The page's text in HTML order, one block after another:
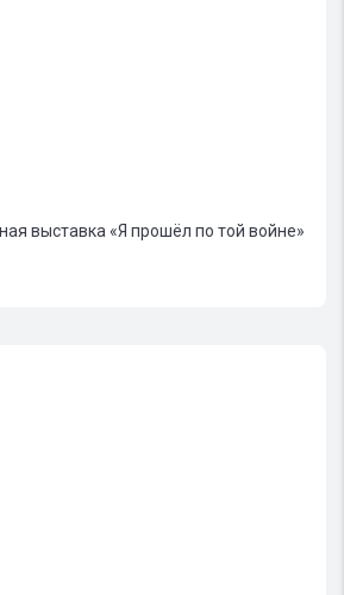
выставка «Я прошёл по той войне»